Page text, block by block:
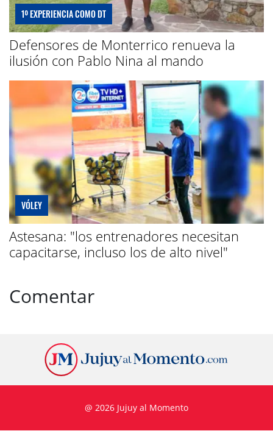
1º EXPERIENCIA COMO DT
Defensores de Monterrico renueva la
ilusión con Pablo Nina al mando
VÓLEY
Astesana: "los entrenadores necesitan
capacitarse, incluso los de alto nivel"
Comentar
@ 2026 Jujuy al Momento